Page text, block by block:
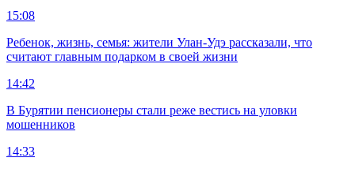
15:08
Ребенок, жизнь, семья: жители Улан-Удэ рассказали, что
считают главным подарком в своей жизни
14:42
В Бурятии пенсионеры стали реже вестись на уловки
мошенников
14:33